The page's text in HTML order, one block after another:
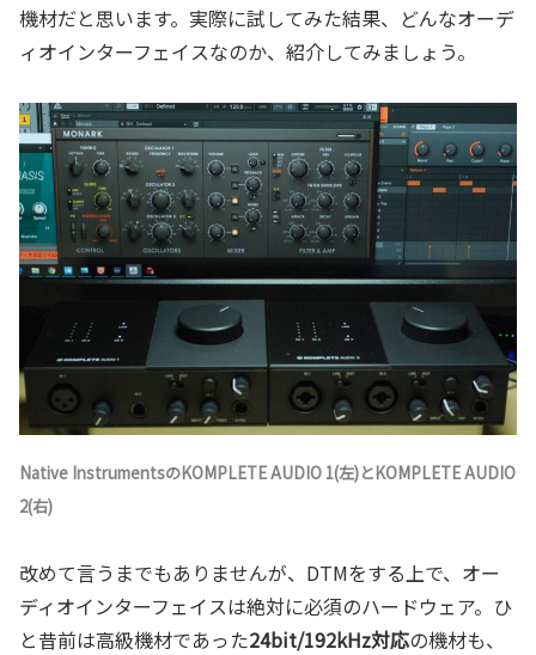
機材だと思います。実際に試してみた結果、どんなオーデ
ィオインターフェイスなのか、紹介してみましょう。
Native InstrumentsのKOMPLETE AUDIO 1(左)とKOMPLETE AUDIO
2(右)
改めて言うまでもありませんが、DTMをする上で、オー
ディオインターフェイスは絶対に必須のハードウェア。ひ
と昔前は高級機材であった24bit/192kHz対応の機材も、